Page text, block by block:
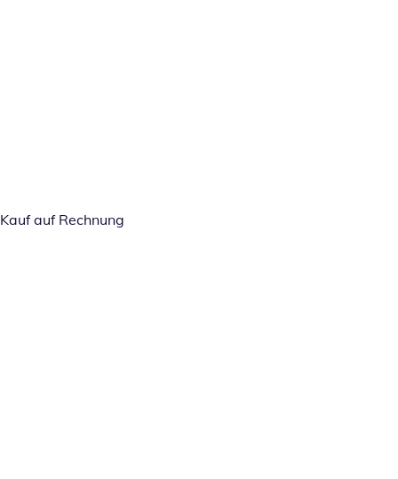
Kauf auf Rechnung